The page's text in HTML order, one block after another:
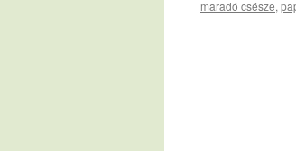
maradó csésze,